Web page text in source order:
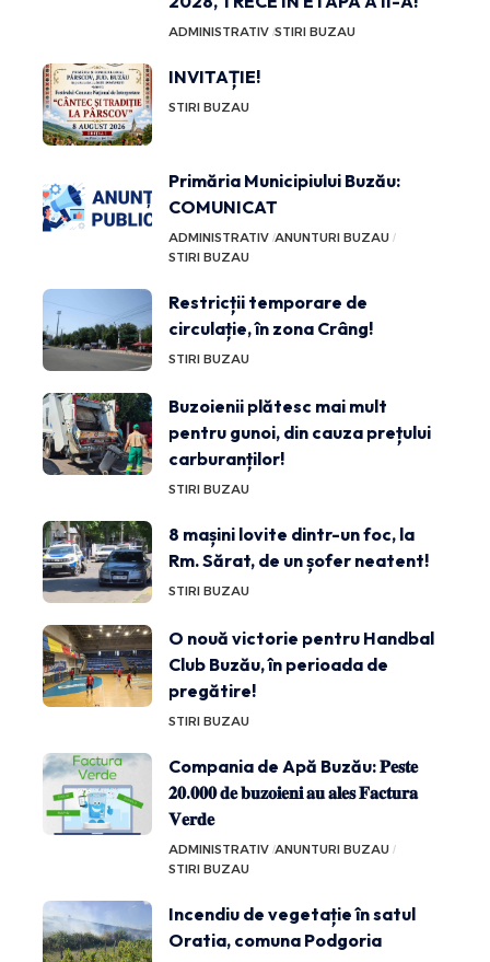
ADMINISTRATIV STIRI BUZAU
INVITAȚIE!
STIRI BUZAU
Primăria Municipiului Buzău:
COMUNICAT
ADMINISTRATIV ANUNTURI BUZAU
STIRI BUZAU
Restricții temporare de
circulație, în zona Crâng!
STIRI BUZAU
Buzoienii plătesc mai mult
pentru gunoi, din cauza prețului
carburanților!
STIRI BUZAU
8 mașini lovite dintr-un foc, la
Rm. Sărat, de un șofer neatent!
STIRI BUZAU
O nouă victorie pentru Handbal
Club Buzău, în perioada de
pregătire!
STIRI BUZAU
Compania de Apă Buzău: 𝐏𝐞𝐬𝐭𝐞
𝟐𝟎.𝟎𝟎𝟎 𝐝𝐞 𝐛𝐮𝐳𝐨𝐢𝐞𝐧𝐢 𝐚𝐮 𝐚𝐥𝐞𝐬 𝐅𝐚𝐜𝐭𝐮𝐫𝐚
𝐕𝐞𝐫𝐝𝐞
ADMINISTRATIV ANUNTURI BUZAU
STIRI BUZAU
Incendiu de vegetație în satul
Oratia, comuna Podgoria